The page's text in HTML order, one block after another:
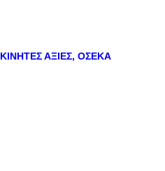
ΑΞΙΕΣ, ΟΣΕΚΑ